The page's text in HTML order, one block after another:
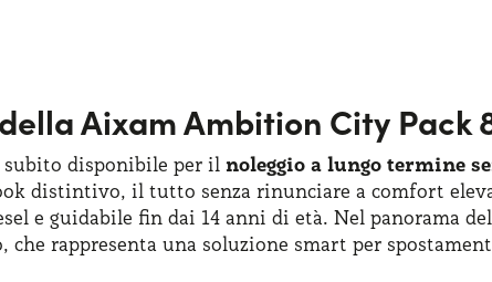
Aixam Ambition City Pack
disponibile per il noleggio a lungo termine
distintivo, il tutto senza rinunciare a comfort
e guidabile fin dai 14 anni di età. Nel panorama
rappresenta una soluzione smart per